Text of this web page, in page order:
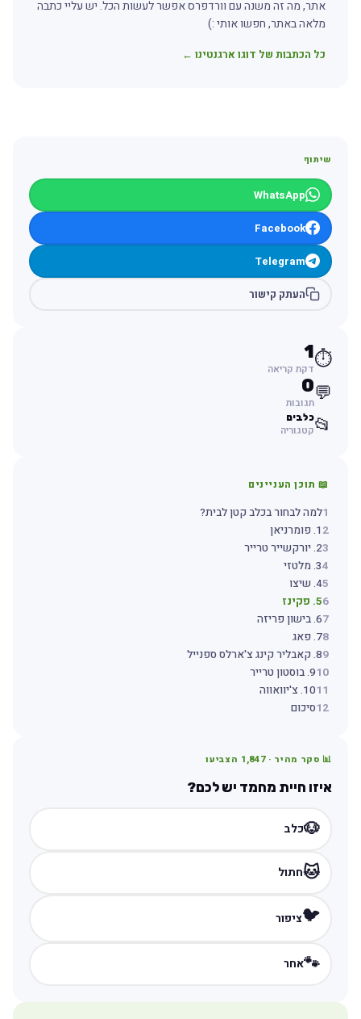
אתר, מה זה משנה עם וורדפרס אפשר לעשות הכל. יש עליי כתבה
מלאה באתר, חפשו אותי :)
כל הכתבות של דוגו ארגנטינו ←
שיתוף
WhatsApp
Facebook
Telegram
העתק קישור
⏱️
1
דקת קריאה
💬
0
תגובות
📂כלבים
קטגוריה
📖 תוכן העניינים
למה לבחור בכלב קטן לבית?
21. פומרניאן
2. יורקשייר טרייר
3. מלטזי
4. שיצו
65. פקינז
76. בישון פריזה
87. פאג
98. קאבליר קינג צ'ארלס ספנייל
109. בוסטון טרייר
1110. צ'יוואווה
12סיכום
📊 סקר מהיר · 1,847הצביעו
איזו חיית מחמד יש לכם?
🐶כלב
🐱חתול
🐦ציפור
🐾אחר